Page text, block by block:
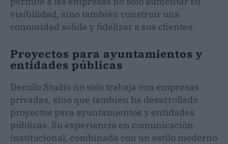
visibilidad, sino también construir una
comunidad sólida y fidelizar a sus clientes.
Proyectos para ayuntamientos y
entidades públicas
Demilo Studio no solo trabaja con empresas
privadas, sino que también ha desarrollado
proyectos para ayuntamientos y entidades
públicas. Su experiencia en comunicación
institucional, combinada con un estilo moderno